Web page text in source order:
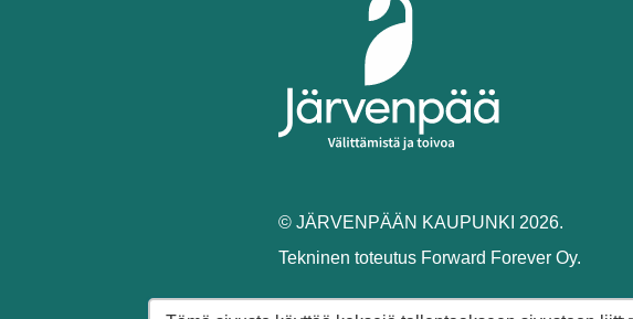
© JÄRVENPÄÄN KAUPUNKI 2026.
Tekninen toteutus Forward Forever Oy.